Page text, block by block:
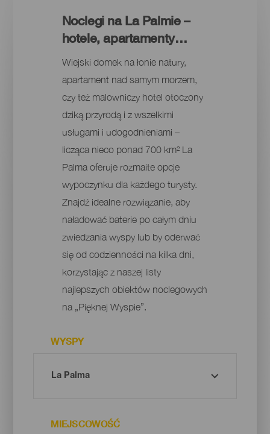
Noclegi na La Palmie –
hotele, apartamenty…
Wiejski domek na łonie natury,
apartament nad samym morzem,
czy też malowniczy hotel otoczony
dziką przyrodą i z wszelkimi
usługami i udogodnieniami –
licząca nieco ponad 700 km² La
Palma oferuje rozmaite opcje
wypoczynku dla każdego turysty.
Znajdź idealne rozwiązanie, aby
naładować baterie po całym dniu
zwiedzania wyspy lub by oderwać
się od codzienności na kilka dni,
korzystając z naszej listy
najlepszych obiektów noclegowych
na „Pięknej Wyspie”.
WYSPY
MIEJSCOWOŚĆ